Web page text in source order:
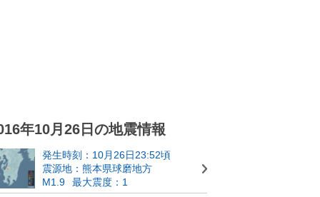
年10月26日の地震情報
発生時刻：10月26日23:52頃
震源地：熊本県球磨地方
M1.9
最大震度：1